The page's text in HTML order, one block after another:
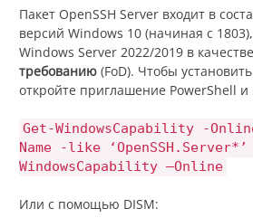
Пакет OpenSSH Server входит в
версий Windows 10 (начиная с
Windows Server 2022/2019 в качестве
требованию (FoD). Чтобы
откройте приглашение PowerShell
Get-WindowsCapability -
Name -like
WindowsCapability –Online
Или с помощью DISM: